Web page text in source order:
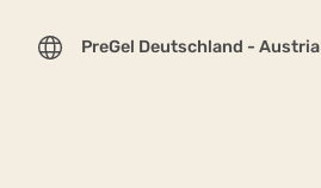
PreGel Deutschland - Austria